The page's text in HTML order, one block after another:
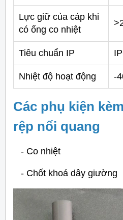
Lực giữ của cáp khi
có ống co nhiệt
Tiêu chuẩn IP
Nhiệt độ hoạt động -
Các phụ kiện
rệp nối quang
- Co nhiệt
- Chốt khoá dây giường